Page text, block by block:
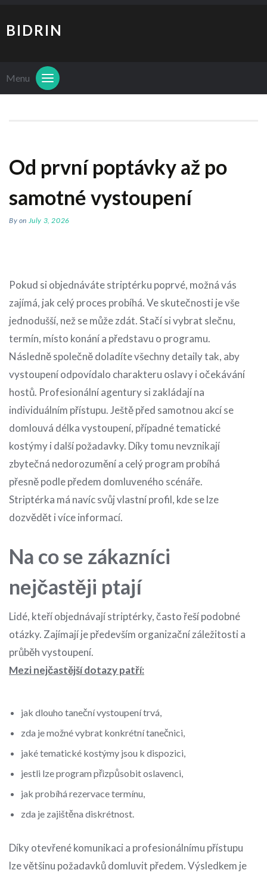
BIDRIN
Menu
Od první poptávky až po
samotné vystoupení
By on July 3, 2026
Pokud si objednáváte striptérku poprvé, možná vás
zajímá, jak celý proces probíhá. Ve skutečnosti je vše
jednodušší, než se může zdát. Stačí si vybrat slečnu,
termín, místo konání a představu o programu.
Následně společně doladíte všechny detaily tak, aby
vystoupení odpovídalo charakteru oslavy i očekávání
hostů. Profesionální agentury si zakládají na
individuálním přístupu. Ještě před samotnou akcí se
domlouvá délka vystoupení, případné tematické
kostýmy i další požadavky. Díky tomu nevznikají
zbytečná nedorozumění a celý program probíhá
přesně podle předem domluveného scénáře.
Striptérka má navíc svůj vlastní profil, kde se lze
dozvědět i více informací.
Na co se zákazníci
nejčastěji ptají
Lidé, kteří objednávají striptérky, často řeší podobné
otázky. Zajímají je především organizační záležitosti a
průběh vystoupení.
Mezi nejčastější dotazy patří:
jak dlouho taneční vystoupení trvá,
zda je možné vybrat konkrétní tanečnici,
jaké tematické kostýmy jsou k dispozici,
jestli lze program přizpůsobit oslavenci,
jak probíhá rezervace termínu,
zda je zajištěna diskrétnost.
Díky otevřené komunikaci a profesionálnímu přístupu
lze většinu požadavků domluvit předem. Výsledkem je